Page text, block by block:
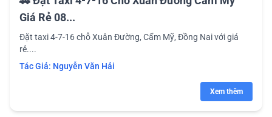
Giá Rẻ 08...
Đặt taxi 4-7-16 chỗ Xuân Đường, Cẩm Mỹ, Đồng Nai với giá
rẻ....
Tác Giả: Nguyễn Văn Hải
Xem thêm